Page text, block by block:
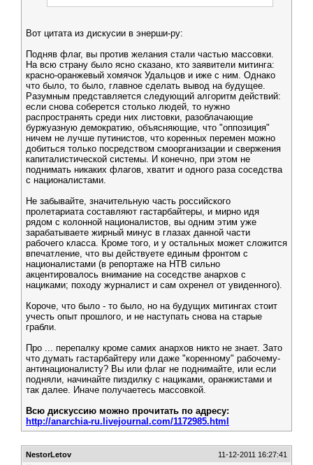
Вот цитата из дискусии в энерши-ру:
Подняв флаг, вы против желания стали частью массовки.
На всю страну было ясно сказано, кто заявители митинга:
красно-оранжевый хомячок Удальцов и иже с ним. Однако
что было, то было, главное сделать вывод на будущее.
Разумным представляется следующий алгоритм действий:
если снова соберется столько людей, то нужно
распространять среди них листовки, разоблачающие
буржуазную демократию, объясняющие, что "оппозиция"
ничем не лучше путинистов, что коренных перемен можно
добиться только посредством смоорганизации и свержения
капиталистической системы. И конечно, при этом не
поднимать никаких флагов, хватит и одного раза соседства
с националистами.
Не забывайте, значительную часть российского
пролетариата составляют гастарбайтеры, и мирно идя
рядом с колонной националистов, вы одним этим уже
зарабатываете жирный минус в глазах данной части
рабочего класса. Кроме того, и у остальных может сложится
впечатление, что вы действуете единым фронтом с
националистами (в репортаже на НТВ сильно
акцентировалось внимание на соседстве анархов с
нациками; походу журналист и сам охренел от увиденного).
Короче, что было - то было, но на будущих митингах стоит
учесть опыт прошлого, и не наступать снова на старые
грабли.
Про ... перепалку кроме самих анархов никто не знает. Зато
что думать гастарбайтеру или даже "коренному" рабочему-
антинационалисту? Вы или флаг не поднимайте, или если
подняли, начинайте пиздилку с нациками, оранжистами и
так далее. Иначе получаетесь массовкой.
Всю дискуссию можно прочитать по адресу:
http://anarchia-ru.livejournal.com/1172985.html
NestorLetov 11-12-2011 16:27:41